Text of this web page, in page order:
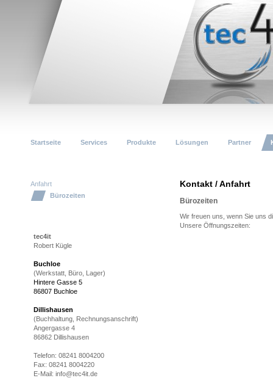
Startseite Services Produkte Lösungen Partner
Anfahrt
Bürozeiten
tec4it
Robert Kügle
Buchloe
(Werkstatt, Büro, Lager)
Hintere Gasse 5
86807 Buchloe
Dillishausen
(Buchhaltung, Rechnungsanschrift)
Angergasse 4
86862 Dillishausen
Telefon: 08241 8004200
Fax: 08241 8004220
E-Mail: info@tec4it.de
Kontakt / Anfahrt
Bürozeiten
Wir freuen uns, wenn Sie uns
Unsere Öffnungszeiten: